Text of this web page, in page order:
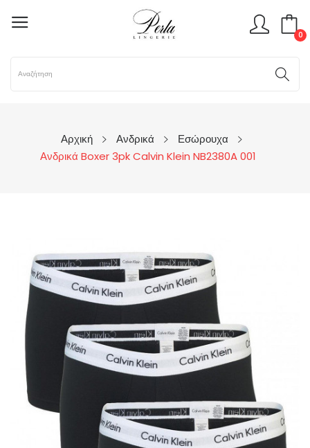
0
Αρχική Ανδρικά
Εσώρουχα
Ανδρικά Boxer 3pk Calvin Klein NB2380A 001